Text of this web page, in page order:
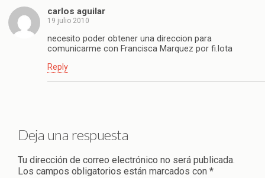
carlos aguilar
19 julio 2010
necesito poder obtener una direccion para
comunicarme con Francisca Marquez por fi.lota
Reply
Deja una respuesta
Tu dirección de correo electrónico no será publicada.
Los campos obligatorios están marcados con *